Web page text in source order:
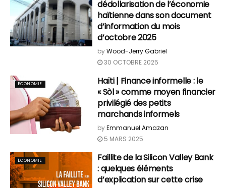
dédollarisation de l’économie
haïtienne dans son document
d’information du mois
d’octobre 2025
byWood-Jerry Gabriel
30 OCTOBRE 2025
ÉCONOMIE
Haïti | Finance informelle : le
« Sòl » comme moyen financier
privilégié des petits
marchands informels
byEmmanuel Amazan
5 MARS 2025
ÉCONOMIE
Faillite de la Silicon Valley Bank
: quelques éléments
d’explication sur cette crise